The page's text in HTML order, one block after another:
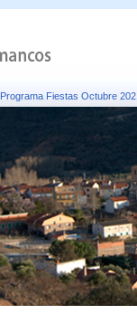
Programa Fiestas Octubre